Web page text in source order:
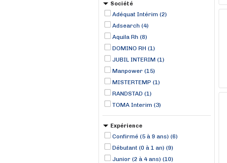
Société
Adéquat Intérim (2)
Adsearch (4)
Aquila Rh (8)
DOMINO RH (1)
JUBIL INTERIM (1)
Manpower (15)
MISTERTEMP (1)
RANDSTAD (1)
TOMA Interim (3)
Expérience
Confirmé (5 à 9 ans) (6)
Débutant (0 à 1 an) (9)
Junior (2 à 4 ans) (10)